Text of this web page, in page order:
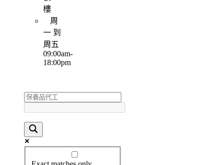
樓
周
一 到
周五
09:00am-
18:00pm